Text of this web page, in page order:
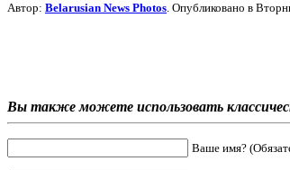
Автор: Belarusian News Photos. Опубликовано в
Вы также можете использовать
Ваше имя?